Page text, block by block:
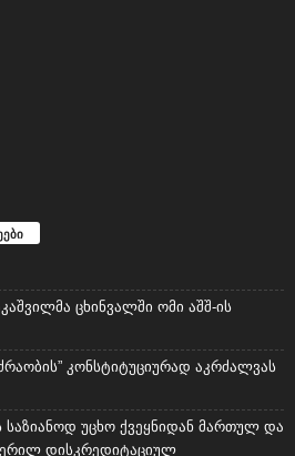
ცხინვალში ომი აშშ-ის
კონსტიტუციურად აკრძალვას
საზიანოდ უცხო ქვეყნიდან მართულ და
დისკრედიტაციულ